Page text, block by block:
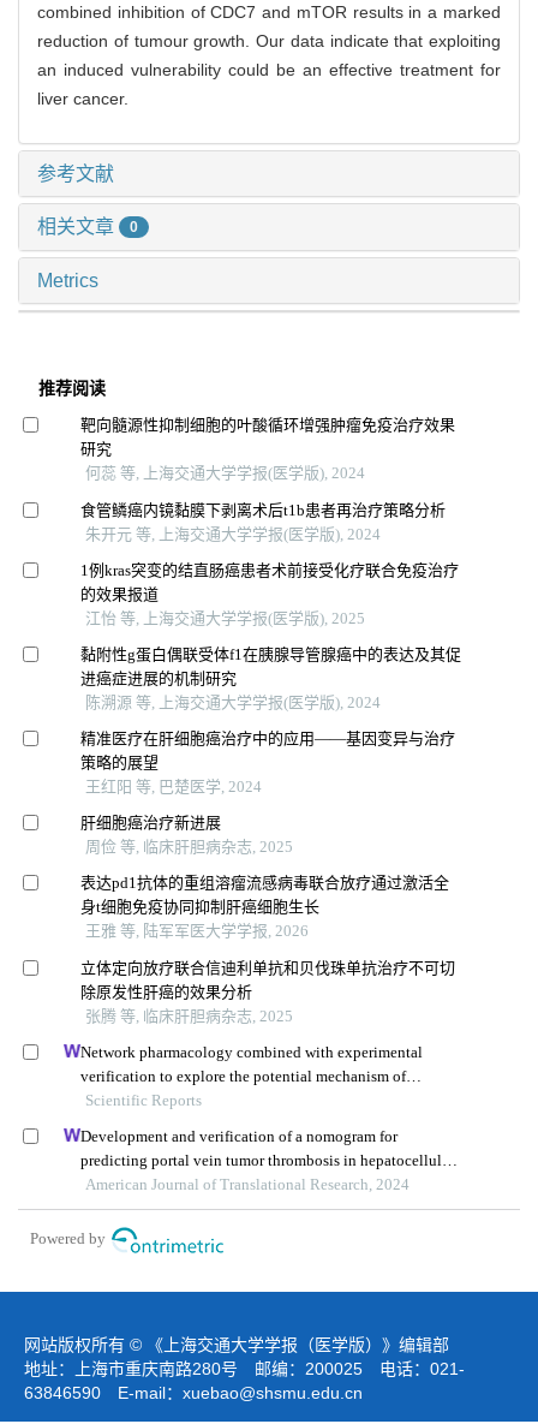
combined inhibition of CDC7 and mTOR results in a marked
reduction of tumour growth. Our data indicate that exploiting
an induced vulnerability could be an effective treatment for
liver cancer.
参考文献
相关文章 0
Metrics
推荐阅读
靶向髓源性抑制细胞的叶酸循环增强肿瘤免疫治疗效果
研究
何蕊 等, 上海交通大学学报(医学版), 2024
食管鳞癌内镜黏膜下剥离术后t1b患者再治疗策略分析
朱开元 等, 上海交通大学学报(医学版), 2024
1例kras突变的结直肠癌患者术前接受化疗联合免疫治疗
的效果报道
江怡 等, 上海交通大学学报(医学版), 2025
黏附性g蛋白偶联受体f1在胰腺导管腺癌中的表达及其促
进癌症进展的机制研究
陈溯源 等, 上海交通大学学报(医学版), 2024
精准医疗在肝细胞癌治疗中的应用——基因变异与治疗
策略的展望
王红阳 等, 巴楚医学, 2024
肝细胞癌治疗新进展
周俭 等, 临床肝胆病杂志, 2025
表达pd1抗体的重组溶瘤流感病毒联合放疗通过激活全
身t细胞免疫协同抑制肝癌细胞生长
王雅 等, 陆军军医大学学报, 2026
立体定向放疗联合信迪利单抗和贝伐珠单抗治疗不可切
除原发性肝癌的效果分析
张腾 等, 临床肝胆病杂志, 2025
Network pharmacology combined with experimental
verification to explore the potential mechanism of
naringenin in the treatment of cervical cancer
Scientific Reports
Development and verification of a nomogram for
predicting portal vein tumor thrombosis in hepatocellular
carcinoma
American Journal of Translational Research, 2024
Powered by
网站版权所有 © 《上海交通大学学报（医学版）》编辑部
地址：上海市重庆南路280号 邮编：200025 电话：021-
63846590 E-mail： xuebao@shsmu.edu.cn